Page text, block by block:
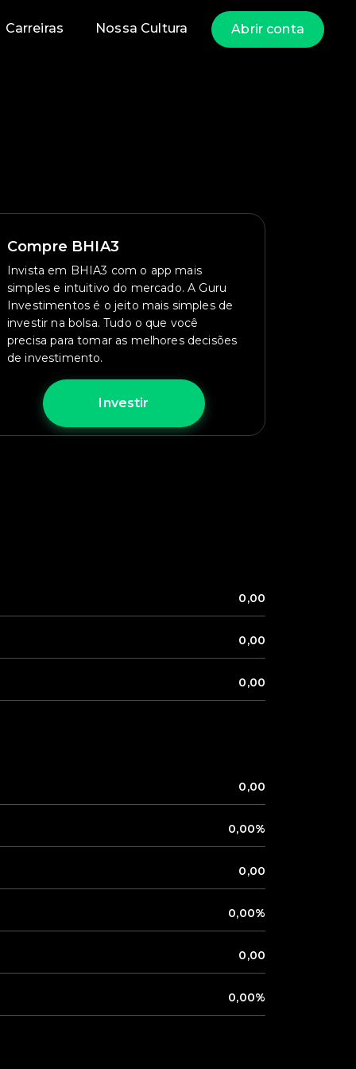
Carreiras Nossa Cultura Abrir conta
Compre BHIA3
Invista em BHIA3 com o app mais
simples e intuitivo do mercado. A Guru
Investimentos é o jeito mais simples de
investir na bolsa. Tudo o que você
precisa para tomar as melhores decisões
de investimento.
Investir
0,00
0,00
0,00
0,00
0,00%
0,00
0,00%
0,00
0,00%